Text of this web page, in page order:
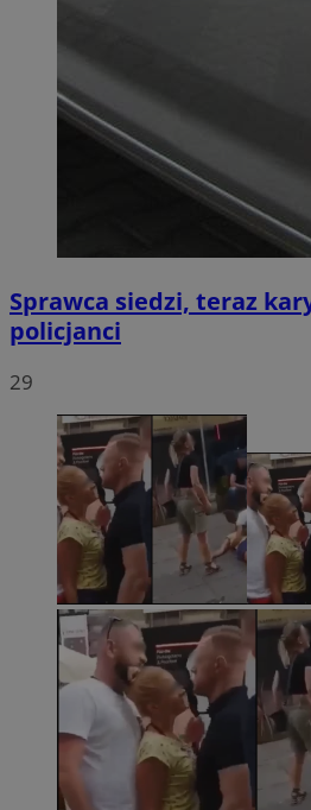
Sprawca siedzi, teraz
policjanci
29